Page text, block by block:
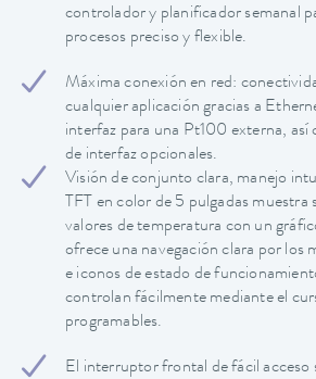
controlador y planificador semanal
procesos preciso y flexible.
Máxima conexión en red:
cualquier aplicación gracias a
interfaz para una Pt100 externa, así
de interfaz opcionales.
Visión de conjunto clara, manejo
TFT en color de 5 pulgadas muestra
valores de temperatura con un
ofrece una navegación clara por los
e iconos de estado de
controlan fácilmente mediante el
programables.
El interruptor frontal de fácil acceso